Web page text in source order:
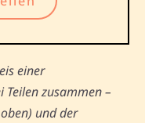
einer
zusammen –
und der